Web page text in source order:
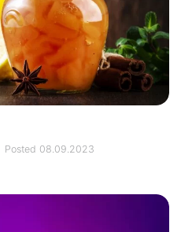
Posted 08.09.2023